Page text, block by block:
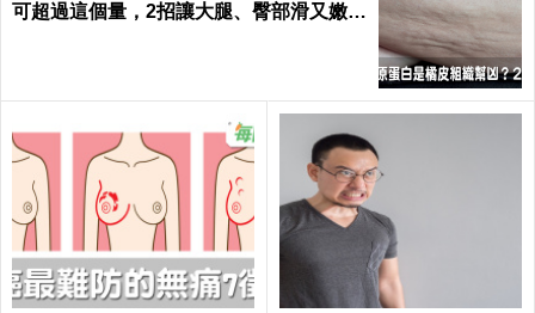
可超過這個量，2招讓大腿、臀部滑又嫩｜